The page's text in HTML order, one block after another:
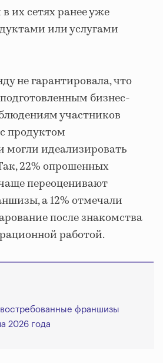
их сетях ранее уже
или услугами
не гарантировала, что
бизнес-
участников
продуктом
идеализировать
22% опрошенных
переоценивают
а 12% отмечали
после знакомства
работой.
франшизы
2026 года